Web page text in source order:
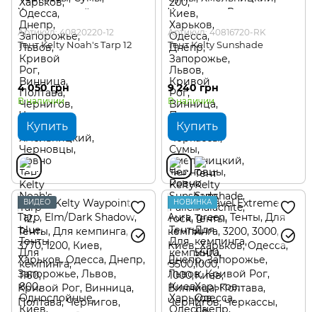
Артикул: 40820220-12
Тент Kelty Noah's Tarp 12
4 050 грн
В наличии
Купить
Артикул: 40816720-RK
Тент Kelty Sunshade
9 240 грн
В наличии
Купить
ВИДЕО НОВИНКА